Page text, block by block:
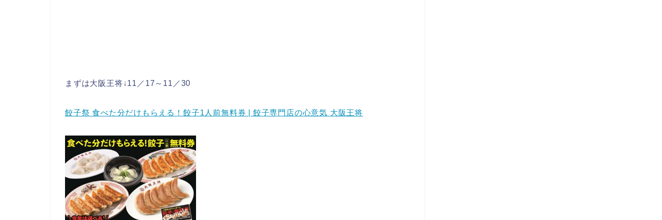
まずは大阪王将↓11／17～11／30
餃子祭 食べた分だけもらえる！餃子1人前無料券 | 餃子専門店の心意気 大阪王将